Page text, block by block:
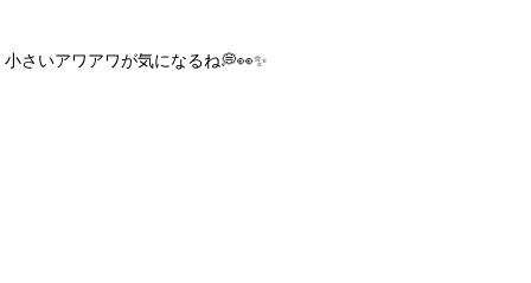
小さいアワアワが気になるね💭👀✨